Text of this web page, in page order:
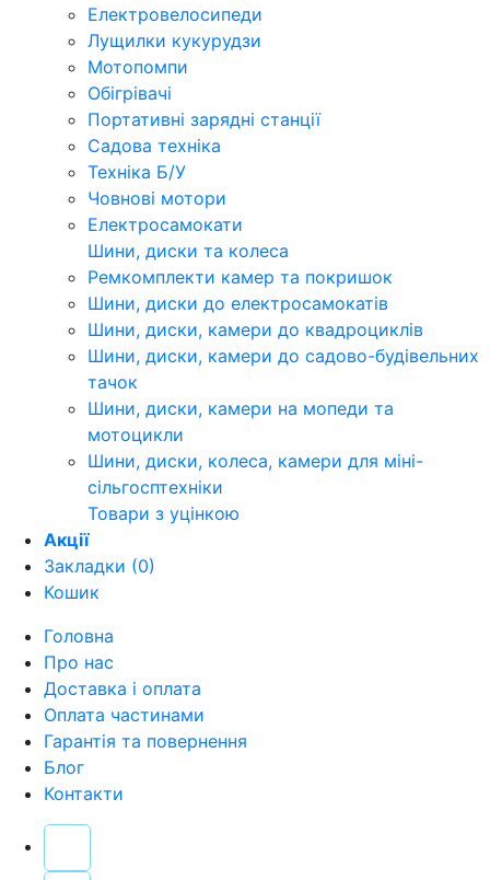
Електровелосипеди
Лущилки кукурудзи
Мотопомпи
Обігрівачі
Портативні зарядні станції
Садова техніка
Техніка Б/У
Човнові мотори
Електросамокати
Шини, диски та колеса
Ремкомплекти камер та покришок
Шини, диски до електросамокатів
Шини, диски, камери до квадроциклів
Шини, диски, камери до садово-будівельних
тачок
Шини, диски, камери на мопеди та
мотоцикли
Шини, диски, колеса, камери для міні-
сільгосптехніки
Товари з уцінкою
Акції
Закладки (0)
Кошик
Головна
Про нас
Доставка і оплата
Оплата частинами
Гарантія та повернення
Блог
Контакти